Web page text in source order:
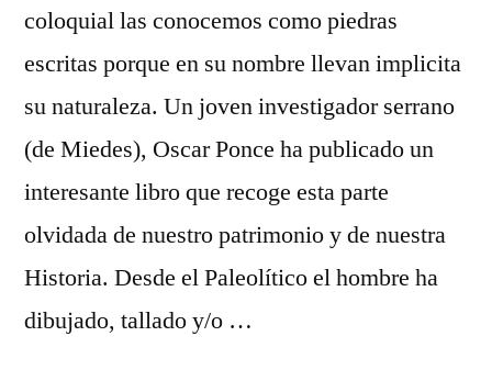
coloquial las conocemos como piedras
escritas porque en su nombre llevan implicita
su naturaleza. Un joven investigador serrano
(de Miedes), Oscar Ponce ha publicado un
interesante libro que recoge esta parte
olvidada de nuestro patrimonio y de nuestra
Historia. Desde el Paleolítico el hombre ha
dibujado, tallado y/o …